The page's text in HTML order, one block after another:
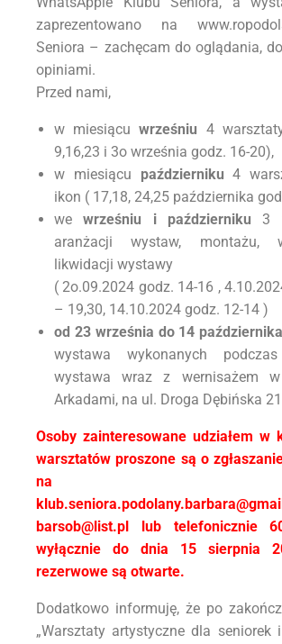
zaprezentowano na
Seniora – zachęcam do oglądania,
opiniami.
Przed nami,
w miesiącuwrześniu 4
9,16,23 i 3o września godz. 16-20),
w miesiącu październiku 4
ikon ( 17,18, 24,25 października
wewrześniu i październiku 3
aranżacji wystaw, montażu,
likwidacji wystawy
( 2o.09.2024 godz. 14-16 ,
– 19,30, 14.10.2024 godz. 12-14 )
od 23 września do 14 października
wystawa wykonanych
wystawa wraz z wernisażem
Arkadami, na ul. Droga Dębińska
Osoby zainteresowane udziałem w
warsztatów proszone są o
na
barsob@list.pl lub telefonicznie
wyłącznie do dnia 15 sierpnia
rezerwowe są otwarte.
Dodatkowo informuję, że po
„Warsztaty artystyczne dla seniorek